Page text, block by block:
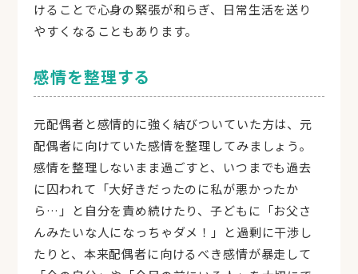
けることで心身の緊張が和らぎ、日常生活を送り
やすくなることもあります。
感情を整理する
元配偶者と感情的に強く結びついていた方は、元
配偶者に向けていた感情を整理してみましょう。
感情を整理しないまま過ごすと、いつまでも過去
に囚われて「大好きだったのに私が悪かったか
ら…」と自分を責め続けたり、子どもに「お父さ
んみたいな人になっちゃダメ！」と過剰に干渉し
たりと、本来配偶者に向けるべき感情が暴走して